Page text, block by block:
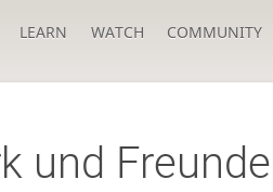
LEARN WATCH COMMUNITY
und Freunde